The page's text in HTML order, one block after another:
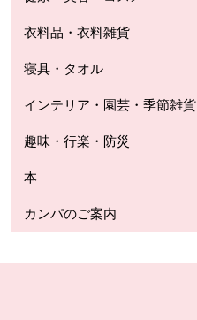
衣料品・衣料雑貨
寝具・タオル
インテリア・園芸・季節雑貨
趣味・行楽・防災
本
カンパのご案内